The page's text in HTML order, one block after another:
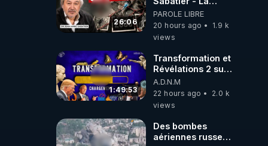
26:06
Covid-19 n'a été
que le début -
L'ARNm &
où auront-t-il ?
PAROLE LIBRE
20 hours ago
1.9 k
views
1:49:53
Transformation et
Révélations 2 sur
2 - live du
07/08/26
A.D.N.M
22 hours ago
2.0 k
views
Des bombes
aériennes russes